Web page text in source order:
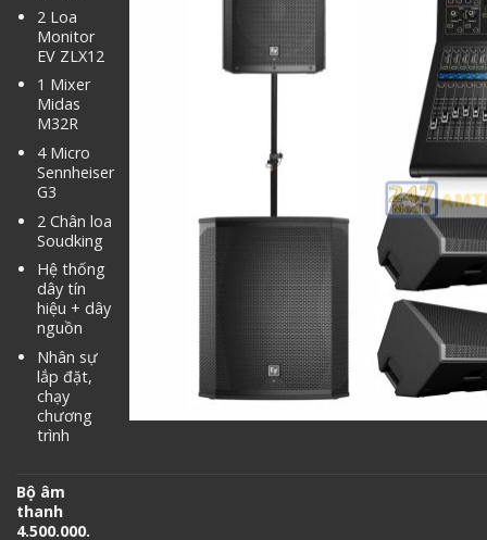
2 Loa
Monitor
EV ZLX12
1 Mixer
Midas
M32R
4 Micro
Sennheiser
G3
2 Chân loa
Soudking
Hệ thống
dây tín
hiệu + dây
nguồn
Nhân sự
lắp đặt,
chạy
chương
trình
Bộ âm
thanh
4.500.000.